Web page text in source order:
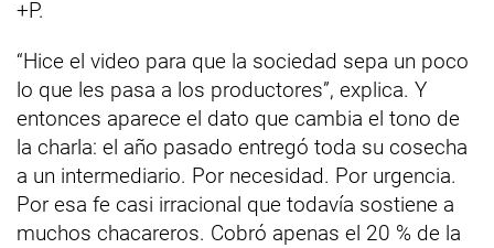
+P.
“Hice el video para que la sociedad sepa un poco
lo que les pasa a los productores”, explica. Y
entonces aparece el dato que cambia el tono de
la charla: el año pasado entregó toda su cosecha
a un intermediario. Por necesidad. Por urgencia.
Por esa fe casi irracional que todavía sostiene a
muchos chacareros. Cobró apenas el 20 % de la